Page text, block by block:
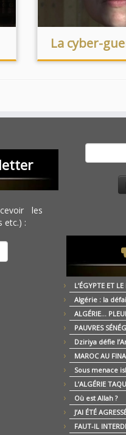
La cyber-
les
etc.) :
L’ÉGYPTE ET
Algérie : la
ALGÉRIE…
PAUVRES
Dziriya défie
MAROC AU
Sous menace
L’ALGÉRIE
Où est Allah ?
J’AI ÉTÉ
FAUT-IL